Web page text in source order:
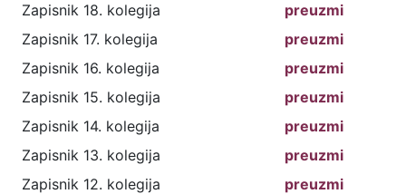
Zapisnik 18. kolegija
preuzmi
Zapisnik 17. kolegija
preuzmi
Zapisnik 16. kolegija
preuzmi
Zapisnik 15. kolegija
preuzmi
Zapisnik 14. kolegija
preuzmi
Zapisnik 13. kolegija
preuzmi
Zapisnik 12. kolegija
preuzmi